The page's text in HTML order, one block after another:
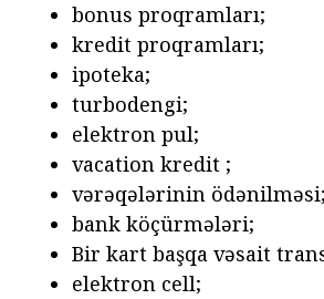
bonus proqramları;
kredit proqramları;
ipoteka;
turbodengi;
elektron pul;
vacation kredit ;
vərəqələrinin ödənilməsi;
bank köçürmələri;
Bir kart başqa vəsait
elektron cell;